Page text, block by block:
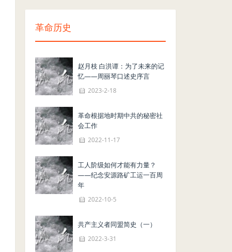
革命历史
赵月枝 白洪谭：为了未来的记
忆——周丽琴口述史序言
2023-2-18
革命根据地时期中共的秘密社
会工作
2022-11-17
工人阶级如何才能有力量？
——纪念安源路矿工运一百周
年
2022-10-5
共产主义者同盟简史（一）
2022-3-31